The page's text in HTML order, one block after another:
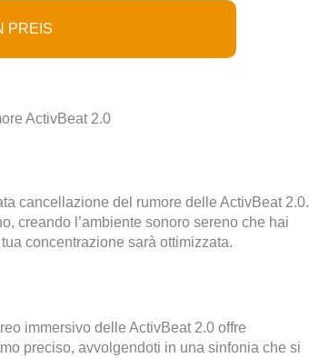
PREIS
ActivBeat 2.0
cancellazione del rumore delle ActivBeat 2.0.
creando l’ambiente sonoro sereno che hai
concentrazione sarà ottimizzata.
immersivo delle ActivBeat 2.0 offre
preciso, avvolgendoti in una sinfonia che si